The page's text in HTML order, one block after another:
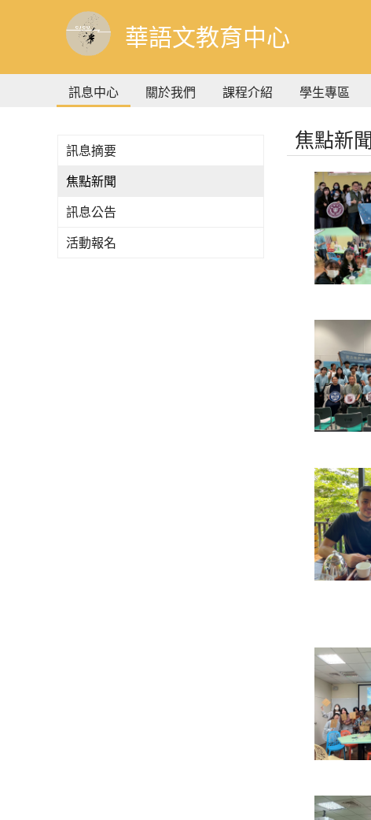
主
要
容
華語文教育中心
訊息中心 關於我們 課程介紹 學生專區
焦點新聞
訊息摘要
焦點新聞
訊息公告
活動報名